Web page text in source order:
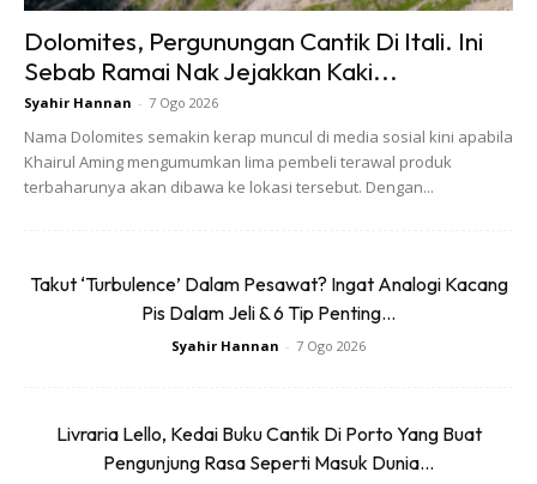
Dolomites, Pergunungan Cantik Di Itali. Ini
Sebab Ramai Nak Jejakkan Kaki...
Syahir Hannan - 7 Ogo 2026
Nama Dolomites semakin kerap muncul di media sosial kini apabila
Khairul Aming mengumumkan lima pembeli terawal produk
terbaharunya akan dibawa ke lokasi tersebut. Dengan...
Takut ‘Turbulence’ Dalam Pesawat? Ingat Analogi Kacang
Pis Dalam Jeli & 6 Tip Penting...
Syahir Hannan - 7 Ogo 2026
Livraria Lello, Kedai Buku Cantik Di Porto Yang Buat
Pengunjung Rasa Seperti Masuk Dunia...